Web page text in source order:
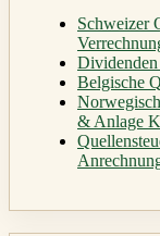
Schweizer
Dividenden
Belgische
& Anlage